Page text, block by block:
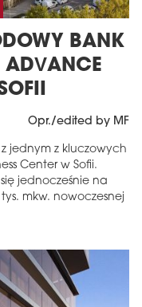
BANK
ADVANCE
Opr./edited by MF
jednym z kluczowych
Center w Sofii.
jednocześnie na
mkw. nowoczesnej